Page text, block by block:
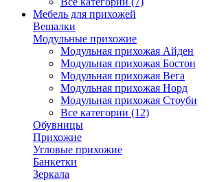
Мебель для прихожей
Вешалки
Модульные прихожие
Модульная прихожая Айден
Модульная прихожая Бостон
Модульная прихожая Вега
Модульная прихожая Норд
Модульная прихожая Стоуби
Все категории (12)
Обувницы
Прихожие
Угловые прихожие
Банкетки
Зеркала